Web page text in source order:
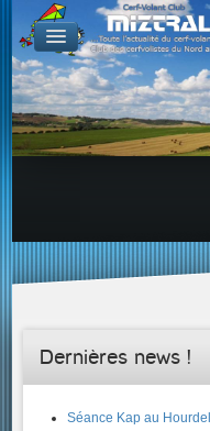
De par le monde
GALERIES
Galerie Photo
Galerie KAP
Galerie Vidéo
Proposer un lien sur
Proposer un nouveau
Dernières news !
Séance Kap au